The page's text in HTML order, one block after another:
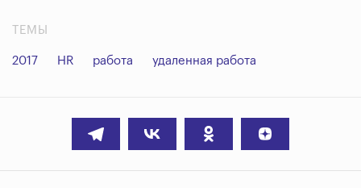
ТЕМЫ
2017 HR работа удаленная работа